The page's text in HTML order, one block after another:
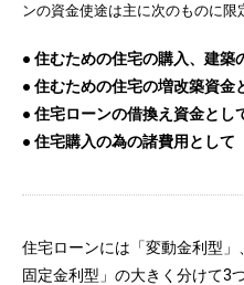
ンの資金使途は主に次のものに限
● 住むための住宅の購入、建築
● 住むための住宅の増改築資金
● 住宅ローンの借換え資金とし
● 住宅購入の為の諸費用として
住宅ローンには「変動金利型
固定金利型」の大きく分けて3